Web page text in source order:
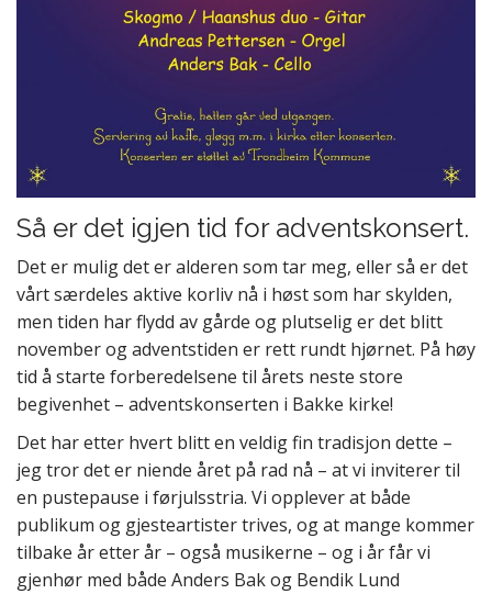
Så er det igjen tid for adventskonsert.
Det er mulig det er alderen som tar meg, eller så er det
vårt særdeles aktive korliv nå i høst som har skylden,
men tiden har flydd av gårde og plutselig er det blitt
november og adventstiden er rett rundt hjørnet. På høy
tid å starte forberedelsene til årets neste store
begivenhet – adventskonserten i Bakke kirke!
Det har etter hvert blitt en veldig fin tradisjon dette –
jeg tror det er niende året på rad nå – at vi inviterer til
en pustepause i førjulsstria. Vi opplever at både
publikum og gjesteartister trives, og at mange kommer
tilbake år etter år – også musikerne – og i år får vi
gjenhør med både Anders Bak og Bendik Lund